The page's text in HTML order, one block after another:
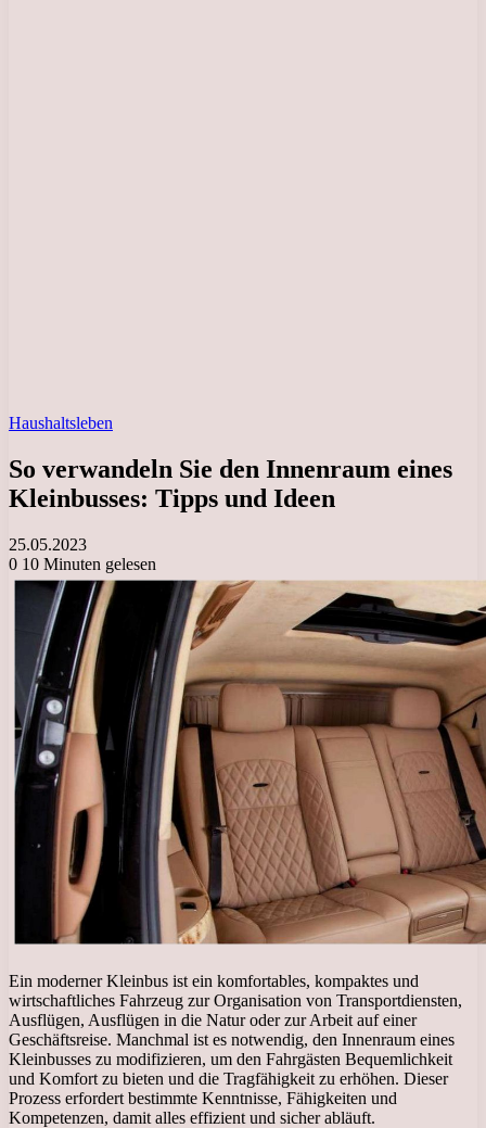
Haushaltsleben
So verwandeln Sie den Innenraum eines
Kleinbusses: Tipps und Ideen
25.05.2023
0 10 Minuten gelesen
Ein moderner Kleinbus ist ein komfortables, kompaktes und
wirtschaftliches Fahrzeug zur Organisation von Transportdiensten,
Ausflügen, Ausflügen in die Natur oder zur Arbeit auf einer
Geschäftsreise. Manchmal ist es notwendig, den Innenraum eines
Kleinbusses zu modifizieren, um den Fahrgästen Bequemlichkeit
und Komfort zu bieten und die Tragfähigkeit zu erhöhen. Dieser
Prozess erfordert bestimmte Kenntnisse, Fähigkeiten und
Kompetenzen, damit alles effizient und sicher abläuft.